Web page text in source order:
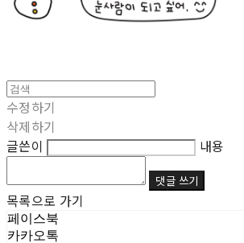
수정하기
삭제하기
글쓴이
내용
댓글 쓰기
목록으로 가기
페이스북
카카오톡